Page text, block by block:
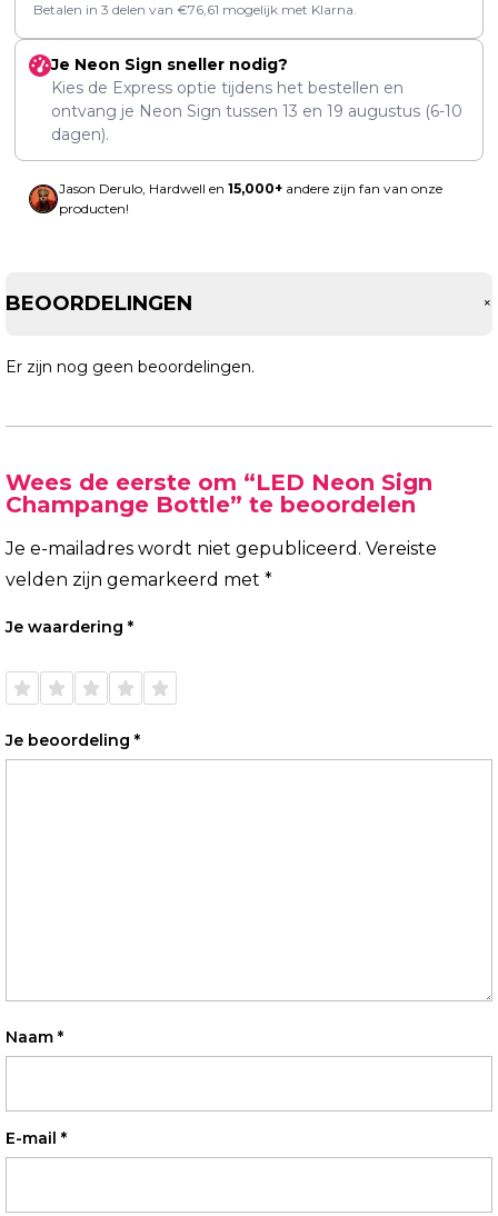
Betalen in 3 delen van €76,61 mogelijk met Klarna.
Je Neon Sign sneller nodig?
Kies de Express optie tijdens het bestellen en
ontvang je Neon Sign tussen 13 en 19 augustus (6-10
dagen).
Jason Derulo, Hardwell en 15,000+ andere zijn fan van onze
producten!
BEOORDELINGEN +
Er zijn nog geen beoordelingen.
Wees de eerste om “LED Neon Sign
Champange Bottle” te beoordelen
Je e-mailadres wordt niet gepubliceerd. Vereiste
velden zijn gemarkeerd met *
Je waardering *
de 5
de 5
de 5
de 5
de 5
Je beoordeling *
Naam *
E-mail *